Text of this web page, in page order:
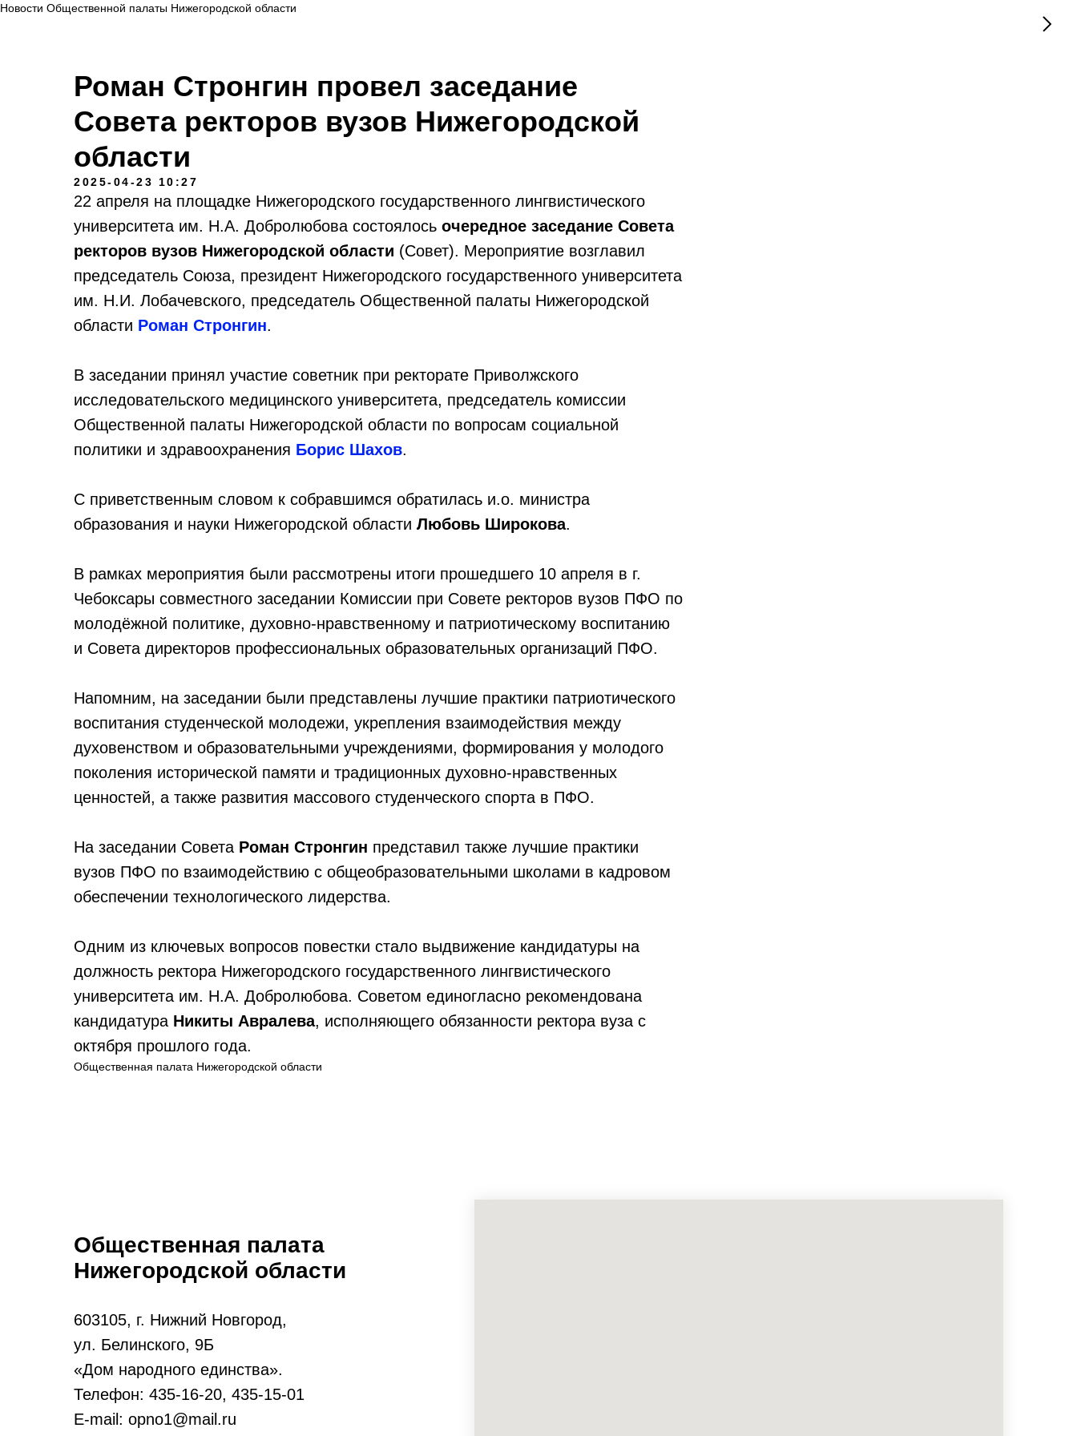
Новости Общественной палаты Нижегородской области
Роман Стронгин провел заседание
Совета ректоров вузов Нижегородской
области
2025-04-23 10:27
22 апреля на площадке Нижегородского государственного лингвистического
университета им. Н.А. Добролюбова состоялось очередное заседание Совета
ректоров вузов Нижегородской области (Совет). Мероприятие возглавил
председатель Союза, президент Нижегородского государственного университета
им. Н.И. Лобачевского, председатель Общественной палаты Нижегородской
области Роман Стронгин.
В заседании принял участие советник при ректорате Приволжского
исследовательского медицинского университета, председатель комиссии
Общественной палаты Нижегородской области по вопросам социальной
политики и здравоохранения Борис Шахов.
С приветственным словом к собравшимся обратилась и.о. министра
образования и науки Нижегородской области Любовь Широкова.
В рамках мероприятия были рассмотрены итоги прошедшего 10 апреля в г.
Чебоксары совместного заседании Комиссии при Совете ректоров вузов ПФО по
молодёжной политике, духовно-нравственному и патриотическому воспитанию
и Совета директоров профессиональных образовательных организаций ПФО.
Напомним, на заседании были представлены лучшие практики патриотического
воспитания студенческой молодежи, укрепления взаимодействия между
духовенством и образовательными учреждениями, формирования у молодого
поколения исторической памяти и традиционных духовно-нравственных
ценностей, а также развития массового студенческого спорта в ПФО.
На заседании Совета Роман Стронгин представил также лучшие практики
вузов ПФО по взаимодействию с общеобразовательными школами в кадровом
обеспечении технологического лидерства.
Одним из ключевых вопросов повестки стало выдвижение кандидатуры на
должность ректора Нижегородского государственного лингвистического
университета им. Н.А. Добролюбова. Советом единогласно рекомендована
кандидатура Никиты Авралева, исполняющего обязанности ректора вуза с
октября прошлого года.
Общественная палата Нижегородской области
Общественная палата
Нижегородской области
603105, г. Нижний Новгород,
ул. Белинского, 9Б
«Дом народного единства».
Телефон: 435-16-20, 435-15-01
E-mail: opno1@mail.ru